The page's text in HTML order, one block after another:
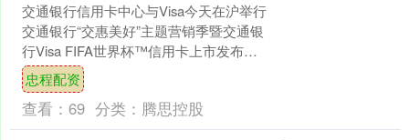
交通银行信用卡中心与Visa今天在沪举行
交通银行“交惠美好”主题营销季暨交通银
行Visa FIFA世界杯™信用卡上市发布
会，以产品创新与场景服务激活球迷经
济、撬....
忠程配资
查看： 69 分类： 腾思控股